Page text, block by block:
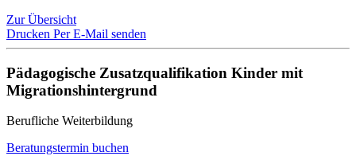
Zur Übersicht
Drucken Per E-Mail senden
Pädagogische Zusatzqualifikation Kinder mit
Migrationshintergrund
Berufliche Weiterbildung
Beratungstermin buchen